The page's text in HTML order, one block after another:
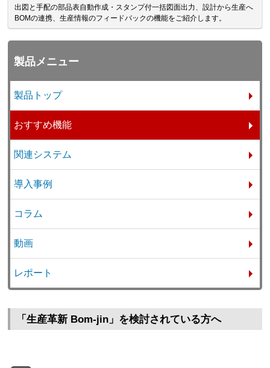
出図と手配の部品表自動作成・スタンプ付一括図面出力、設計から生産へ
BOMの連携、生産情報のフィードバックの機能をご紹介します。
製品メニュー
製品トップ
おすすめ機能
関連システム
導入事例
コラム
動画
レポート
「生産革新 Bom-jin」を検討されている方へ